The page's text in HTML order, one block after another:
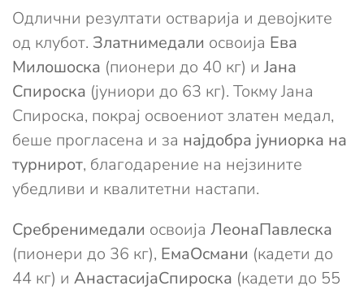
Одлични резултати остварија и девојките
од клубот. Златнимедали освоија Ева
Милошоска (пионери до 40 кг) и Јана
Спироска (јуниори до 63 кг). Токму Јана
Спироска, покрај освоениот златен медал,
беше прогласена и за најдобра јуниорка на
турнирот, благодарение на нејзините
убедливи и квалитетни настапи.
Сребренимедали освоија ЛеонаПавлеска
(пионери до 36 кг), ЕмаОсмани (кадети до
44 кг) и АнастасијаСпироска (кадети до 55